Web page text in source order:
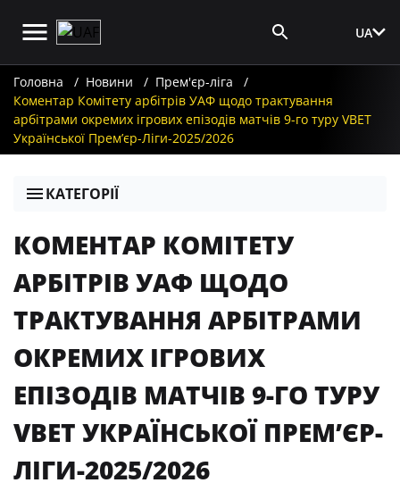
UA
Головна Новини
Прем'єр-ліга
Коментар Комітету арбітрів УАФ щодо трактування
арбітрами окремих ігрових епізодів матчів 9-го туру VBET
Української Премʼєр-Ліги-2025/2026
КАТЕГОРІЇ
КОМЕНТАР КОМІТЕТУ
АРБІТРІВ УАФ ЩОДО
ТРАКТУВАННЯ АРБІТРАМИ
ОКРЕМИХ ІГРОВИХ
ЕПІЗОДІВ МАТЧІВ 9-ГО ТУРУ
VBET УКРАЇНСЬКОЇ ПРЕМʼЄР-
ЛІГИ-2025/2026